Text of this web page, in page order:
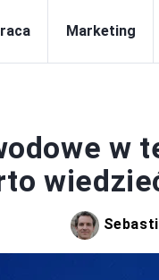
Marketing
w